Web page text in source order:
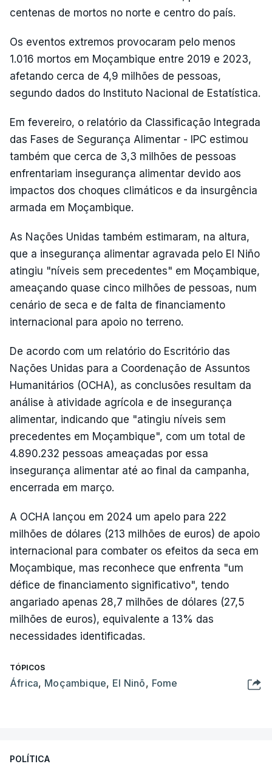
centenas de mortos no norte e centro do país.
Os eventos extremos provocaram pelo menos
1.016 mortos em Moçambique entre 2019 e 2023,
afetando cerca de 4,9 milhões de pessoas,
segundo dados do Instituto Nacional de Estatística.
Em fevereiro, o relatório da Classificação Integrada
das Fases de Segurança Alimentar - IPC estimou
também que cerca de 3,3 milhões de pessoas
enfrentariam insegurança alimentar devido aos
impactos dos choques climáticos e da insurgência
armada em Moçambique.
As Nações Unidas também estimaram, na altura,
que a insegurança alimentar agravada pelo El Niño
atingiu "níveis sem precedentes" em Moçambique,
ameaçando quase cinco milhões de pessoas, num
cenário de seca e de falta de financiamento
internacional para apoio no terreno.
De acordo com um relatório do Escritório das
Nações Unidas para a Coordenação de Assuntos
Humanitários (OCHA), as conclusões resultam da
análise à atividade agrícola e de insegurança
alimentar, indicando que "atingiu níveis sem
precedentes em Moçambique", com um total de
4.890.232 pessoas ameaçadas por essa
insegurança alimentar até ao final da campanha,
encerrada em março.
A OCHA lançou em 2024 um apelo para 222
milhões de dólares (213 milhões de euros) de apoio
internacional para combater os efeitos da seca em
Moçambique, mas reconhece que enfrenta "um
défice de financiamento significativo", tendo
angariado apenas 28,7 milhões de dólares (27,5
milhões de euros), equivalente a 13% das
necessidades identificadas.
TÓPICOS
África, Moçambique, El Ninõ, Fome
POLÍTICA